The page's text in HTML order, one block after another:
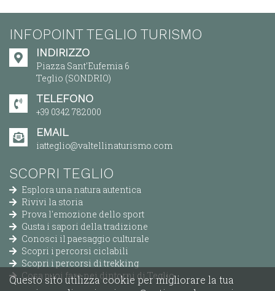
INFOPOINT TEGLIO TURISMO
INDIRIZZO
Piazza Sant'Eufemia 6
Teglio (SONDRIO)
TELEFONO
+39 0342 782000
EMAIL
iatteglio@valtellinaturismo.com
SCOPRI TEGLIO
Esplora una natura autentica
Rivivi la storia
Prova l'emozione dello sport
Gusta i sapori della tradizione
Conosci il paesaggio culturale
Scopri i percorsi ciclabili
Scopri i percorsi di trekking
Cosa puoi fare nei dintorni di Teglio
Questo sito utilizza cookie per migliorare la tua